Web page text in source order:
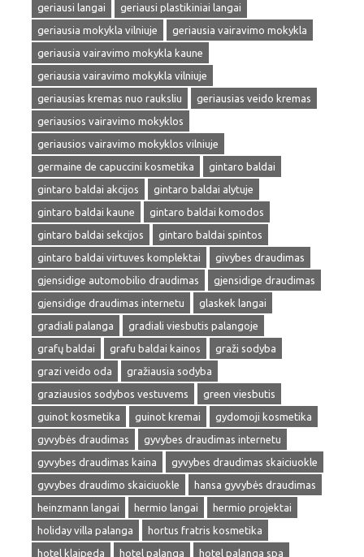
geriausi langai
geriausi plastikiniai langai
geriausia mokykla vilniuje
geriausia vairavimo mokykla
geriausia vairavimo mokykla kaune
geriausia vairavimo mokykla vilniuje
geriausias kremas nuo rauksliu
geriausias veido kremas
geriausios vairavimo mokyklos
geriausios vairavimo mokyklos vilniuje
germaine de capuccini kosmetika
gintaro baldai
gintaro baldai akcijos
gintaro baldai alytuje
gintaro baldai kaune
gintaro baldai komodos
gintaro baldai sekcijos
gintaro baldai spintos
gintaro baldai virtuves komplektai
givybes draudimas
gjensidige automobilio draudimas
gjensidige draudimas
gjensidige draudimas internetu
glaskek langai
gradiali palanga
gradiali viesbutis palangoje
grafų baldai
grafu baldai kainos
graži sodyba
grazi veido oda
gražiausia sodyba
graziausios sodybos vestuvems
green viesbutis
guinot kosmetika
guinot kremai
gydomoji kosmetika
gyvybės draudimas
gyvybes draudimas internetu
gyvybes draudimas kaina
gyvybes draudimas skaiciuokle
gyvybes draudimo skaiciuokle
hansa gyvybės draudimas
heinzmann langai
hermio langai
hermio projektai
holiday villa palanga
hortus fratris kosmetika
hotel klaipeda
hotel palanga
hotel palanga spa